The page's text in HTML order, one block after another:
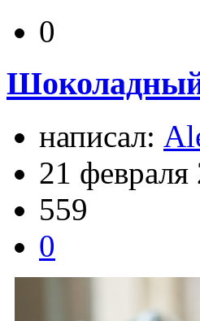
0
написал:
21
559
0